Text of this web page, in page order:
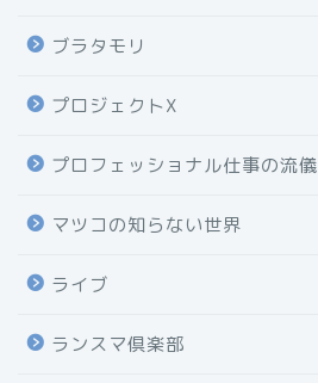
ブラタモリ
プロジェクトX
プロフェッショナル仕事の流儀
マツコの知らない世界
ライブ
ランスマ倶楽部